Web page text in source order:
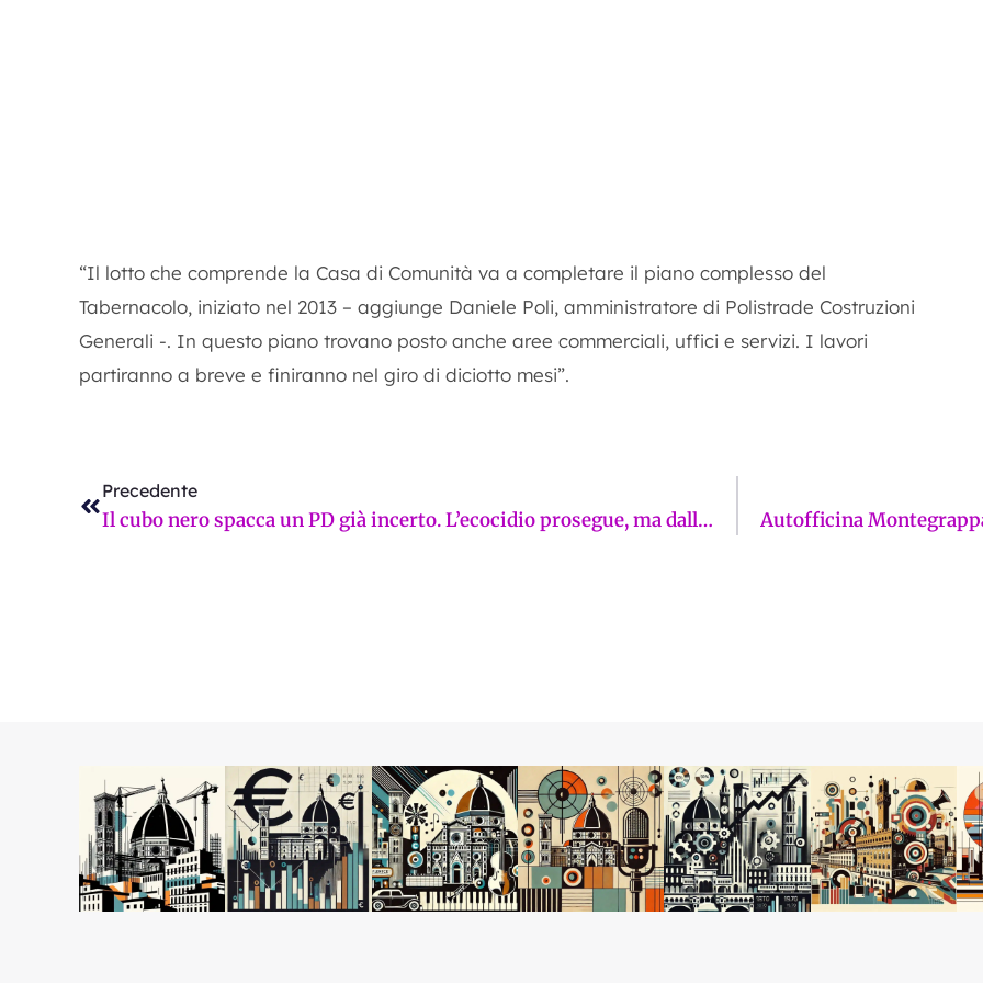
“Il lotto che comprende la Casa di Comunità va a completare il piano complesso del
Tabernacolo, iniziato nel 2013 – aggiunge Daniele Poli, amministratore di Polistrade Costruzioni
Generali -. In questo piano trovano posto anche aree commerciali, uffici e servizi. I lavori
partiranno a breve e finiranno nel giro di diciotto mesi”.
Precedente
Il cubo nero spacca un PD già incerto. L’ecocidio prosegue, ma dalla città oltre ai poliziotti fuggono pure gli insegnanti. La Firenze sui giornali di lunedì 23 febbraio